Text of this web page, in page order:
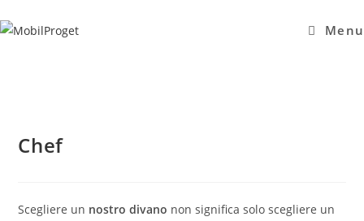
al
Menu
Chef
Scegliere un nostro divano non significa solo scegliere un